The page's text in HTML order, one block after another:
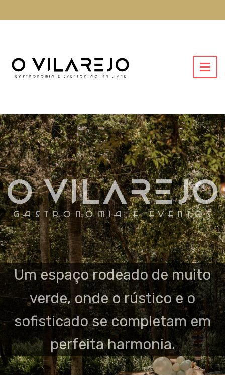
Um espaço rodeado de muito
verde, onde o rústico e o
sofisticado se completam em
perfeita harmonia.